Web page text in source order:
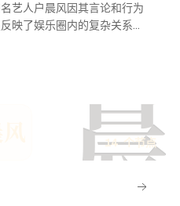
艺人户晨风因其言论和行为
映了娱乐圈内的复杂关系以
关注，封杀事件对其职业生
晨
14 个节点